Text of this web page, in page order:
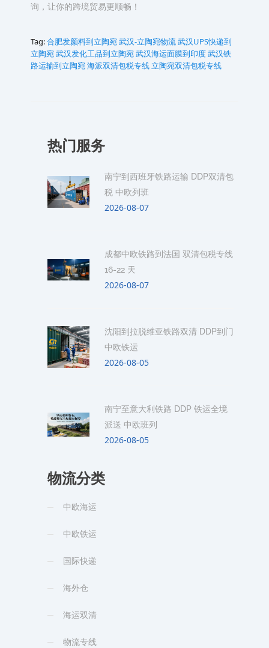
询，让你的跨境贸易更顺畅！
Tag:合肥发颜料到立陶宛‌‌‌‌武汉-立陶宛‌‌‌‌‌‌‌‌‌‌‌‌‌‌‌‌‌‌‌‌‌‌‌‌‌‌‌‌‌‌‌‌‌‌‌‌‌‌‌‌‌‌‌‌‌‌‌‌‌‌‌‌‌‌‌‌‌‌‌‌‌‌‌‌‌‌‌‌‌‌‌‌‌‌‌‌‌‌‌‌‌‌‌‌‌‌‌‌‌‌‌‌‌‌‌‌‌‌‌‌‌‌‌‌‌‌‌‌‌‌‌‌‌‌‌物流武汉UPS快递到
立陶宛‌‌‌‌武汉发化工品到立陶宛‌‌‌‌武汉海运面膜到印度武汉铁
路运输到立陶宛‌‌‌‌‌‌‌‌‌‌‌‌‌‌‌‌‌‌‌‌‌‌‌‌‌‌‌‌‌‌‌‌‌‌‌‌‌‌‌‌‌‌‌‌‌‌‌‌‌‌‌‌‌‌‌‌‌‌‌‌‌‌‌‌‌‌‌‌‌‌‌‌‌‌‌‌‌‌‌‌‌‌‌‌‌‌‌‌‌‌‌‌‌‌‌‌‌‌‌‌‌‌‌‌‌‌‌‌‌‌‌‌‌‌‌‌‌‌‌海派双清包税专线 立陶宛‌‌‌‌‌‌‌‌‌‌‌‌‌‌‌‌‌‌‌‌‌‌‌‌‌‌‌‌‌‌‌‌‌‌‌‌‌‌‌‌‌‌‌‌‌‌‌‌‌‌‌‌‌‌‌‌‌‌‌‌‌‌‌‌‌‌‌‌‌双清包税专线
热门服务
南宁到西班牙铁路运输 DDP双清包
税 中欧列班
2026-08-07
成都中欧铁路到法国 双清包税专线
16-22 天
2026-08-07
沈阳到拉脱维亚铁路双清 DDP到门
中欧铁运
2026-08-05
南宁至意大利铁路 DDP 铁运全境
派送 中欧班列
2026-08-05
物流分类
中欧海运
中欧铁运
国际快递
海外仓
海运双清
物流专线